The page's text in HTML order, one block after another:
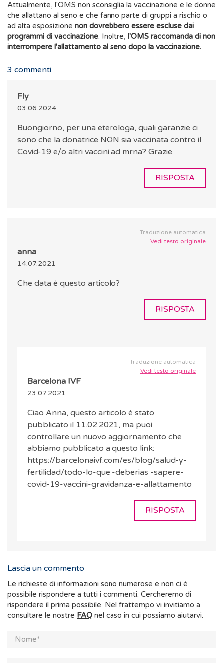
Attualmente, l'OMS non sconsiglia la vaccinazione e le donne
che allattano al seno e che fanno parte di gruppi a rischio o
ad alta esposizione non dovrebbero essere escluse dai
programmi di vaccinazione. Inoltre, l'OMS raccomanda di non
interrompere l'allattamento al seno dopo la vaccinazione.
3 commenti
Fly
03.06.2024
Buongiorno, per una eterologa, quali garanzie ci
sono che la donatrice NON sia vaccinata contro il
Covid-19 e/o altri vaccini ad mrna? Grazie.
RISPOSTA
Traduzione automatica
Vedi testo originale
anna
14.07.2021
Che data è questo articolo?
RISPOSTA
Traduzione automatica
Vedi testo originale
Barcelona IVF
23.07.2021
Ciao Anna, questo articolo è stato
pubblicato il 11.02.2021, ma puoi
controllare un nuovo aggiornamento che
abbiamo pubblicato a questo link:
https://barcelonaivf.com/es/blog/salud-y-
fertilidad/todo-lo-que -deberias -sapere-
covid-19-vaccini-gravidanza-e-allattamento
RISPOSTA
Lascia un commento
Le richieste di informazioni sono numerose e non ci è
possibile rispondere a tutti i commenti. Cercheremo di
rispondere il prima possibile. Nel frattempo vi invitiamo a
consultare le nostre FAQ nel caso in cui possiamo aiutarvi.